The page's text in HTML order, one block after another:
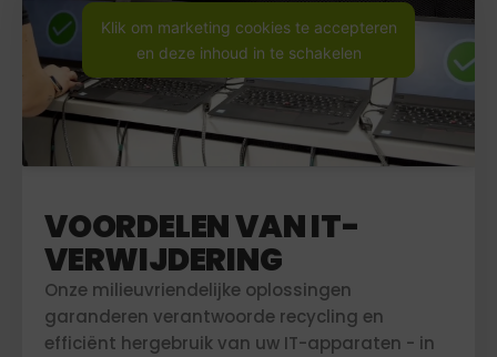
VOORDELEN VAN IT-
VERWIJDERING
Onze milieuvriendelijke oplossingen
garanderen verantwoorde recycling en
efficiënt hergebruik van uw IT-apparaten - in
Klik om marketing cookies te accepteren
en deze inhoud in te schakelen